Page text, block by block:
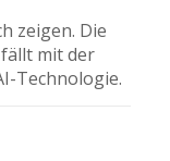
zeigen. Die
mit der
Technologie.